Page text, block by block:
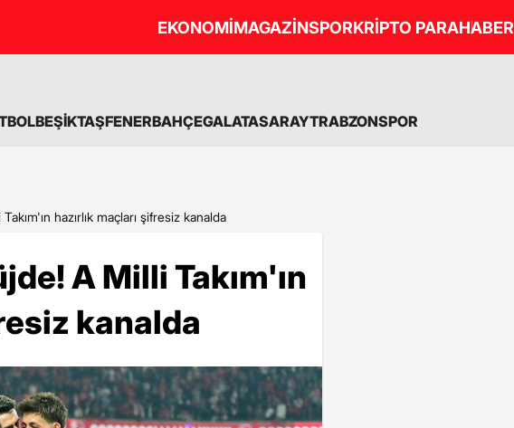
EKONOMİMAGAZİNSPORKRİPTO PARAHABER
BEŞİKTAŞFENERBAHÇEGALATASARAYTRABZONSPOR
hazırlık maçları şifresiz kanalda
A Milli Takım'ın
kanalda